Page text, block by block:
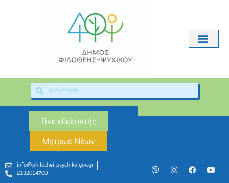
Γίνε εθελοντής
Μητρώο Νέων
info@philothei-psychiko.gov.gr
2132014700